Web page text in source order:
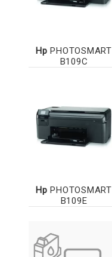
Hp PHOTOSMART
B109C
Hp PHOTOSMART
B109E